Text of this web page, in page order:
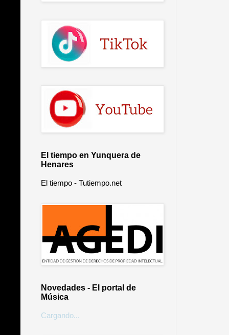
El tiempo en Yunquera de
Henares
El tiempo - Tutiempo.net
Novedades - El portal de
Música
Cargando...